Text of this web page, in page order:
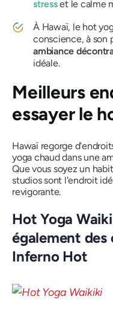
stresset le calme
À Hawaï, le hot
conscience, à son
ambiance
idéale.
Meilleurs
essayer le
Hawaï regorge
yoga chaud dans une
Que vous soyez un
studios sont l'endroit
revigorante.
Hot Yoga
également des
Inferno Hot